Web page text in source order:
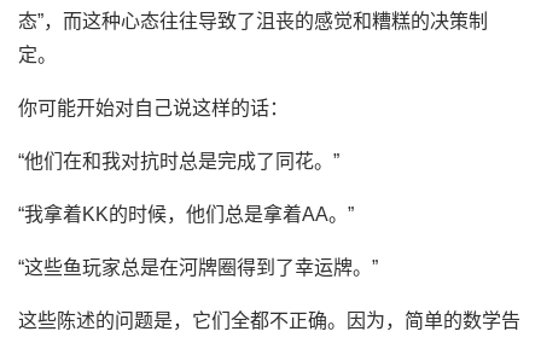
态”，而这种心态往往导致了沮丧的感觉和糟糕的决策制
定。
你可能开始对自己说这样的话：
“他们在和我对抗时总是完成了同花。”
“我拿着KK的时候，他们总是拿着AA。”
“这些鱼玩家总是在河牌圈得到了幸运牌。”
这些陈述的问题是，它们全都不正确。因为，简单的数学告